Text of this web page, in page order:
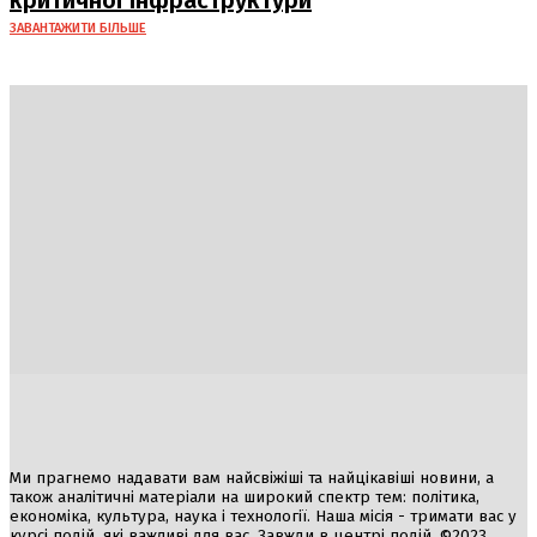
ЗАВАНТАЖИТИ БІЛЬШЕ
Ми прагнемо надавати вам найсвіжіші та найцікавіші новини, а
також аналітичні матеріали на широкий спектр тем: політика,
економіка, культура, наука і технології. Наша місія - тримати вас у